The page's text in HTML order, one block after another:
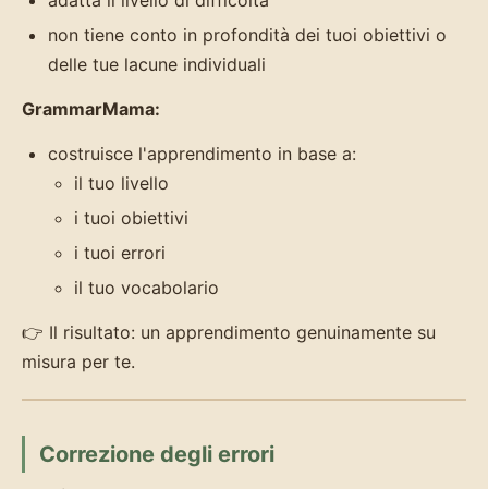
non tiene conto in profondità dei tuoi obiettivi o
delle tue lacune individuali
GrammarMama:
costruisce l'apprendimento in base a:
il tuo livello
i tuoi obiettivi
i tuoi errori
il tuo vocabolario
👉 Il risultato: un apprendimento genuinamente su
misura per te.
Correzione degli errori